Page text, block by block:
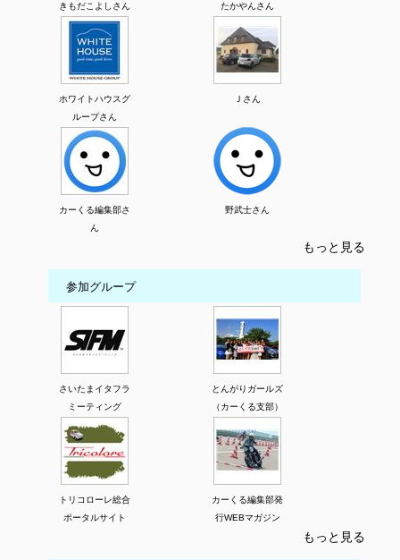
きもだこよしさん たかやんさん
ホワイトハウスグ
ループさん
Ｊさん
カーくる編集部さ
ん
野武士さん
もっと見る
参加グループ
さいたまイタフラ
ミーティング
とんがりガールズ
（カーくる支部）
トリコローレ総合
ポータルサイト
カーくる編集部発
行WEBマガジン
もっと見る